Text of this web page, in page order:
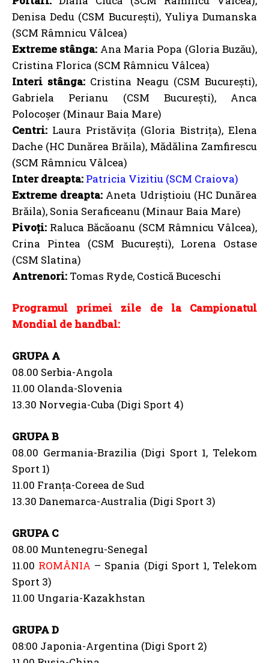
Denisa Dedu (CSM București), Yuliya Dumanska
(SCM Râmnicu Vâlcea)
Extreme stânga: Ana Maria Popa (Gloria Buzău),
Cristina Florica (SCM Râmnicu Vâlcea)
Interi stânga: Cristina Neagu (CSM București),
Gabriela Perianu (CSM București), Anca
Polocoșer (Minaur Baia Mare)
Centri: Laura Pristăvița (Gloria Bistrița), Elena
Dache (HC Dunărea Brăila), Mădălina Zamfirescu
(SCM Râmnicu Vâlcea)
Inter dreapta: Patricia Vizitiu (SCM Craiova)
Extreme dreapta: Aneta Udriștioiu (HC Dunărea
Brăila), Sonia Seraficeanu (Minaur Baia Mare)
Pivoți: Raluca Băcăoanu (SCM Râmnicu Vâlcea),
Crina Pintea (CSM București), Lorena Ostase
(CSM Slatina)
Antrenori: Tomas Ryde, Costică Buceschi
Programul primei zile de la Campionatul
Mondial de handbal:
GRUPA A
08.00 Serbia-Angola
11.00 Olanda-Slovenia
13.30 Norvegia-Cuba (Digi Sport 4)
GRUPA B
08.00 Germania-Brazilia (Digi Sport 1, Telekom
Sport 1)
11.00 Franța-Coreea de Sud
13.30 Danemarca-Australia (Digi Sport 3)
GRUPA C
08.00 Muntenegru-Senegal
11.00 ROMÂNIA – Spania (Digi Sport 1, Telekom
Sport 3)
11.00 Ungaria-Kazakhstan
GRUPA D
08:00 Japonia-Argentina (Digi Sport 2)